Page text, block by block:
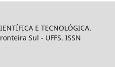
E TECNOLÓGICA.
Sul - UFFS. ISSN